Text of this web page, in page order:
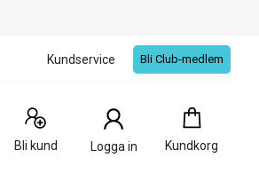
Kundservice Bli Club-medlem
Bli kund Logga in Kundkorg
Kundkorg
0
Produkter